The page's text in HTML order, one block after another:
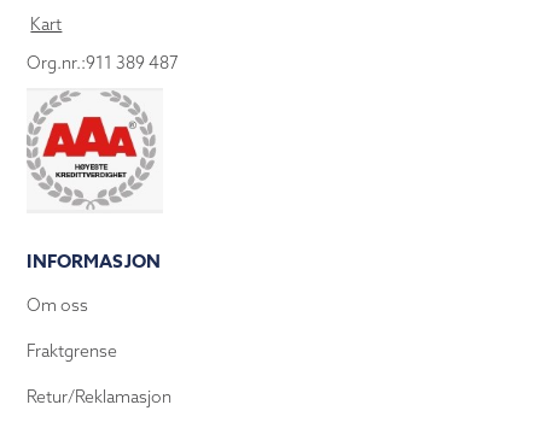
Kart
Org.nr.:911 389 487
INFORMASJON
Om oss
Fraktgrense
Retur/Reklamasjon